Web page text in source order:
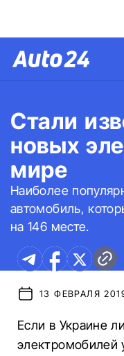
Стали
новых
мире
Наиболее
автомобиль,
на 146 месте.
13 ФЕВРАЛЯ
Если в Украине
электромобилей